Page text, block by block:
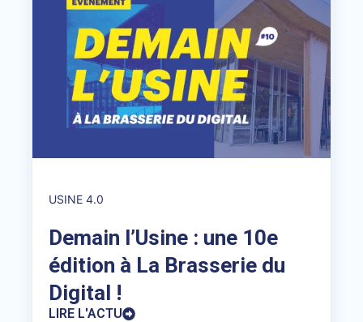
USINE 4.0
Demain l’Usine : une 10e
édition à La Brasserie du
Digital !
LIRE L'ACTU